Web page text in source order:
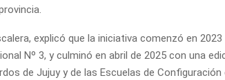
explicó que la iniciativa comenzó en
Nº 3, y culminó en abril de 2025 con una
de Jujuy y de las Escuelas de Configuración